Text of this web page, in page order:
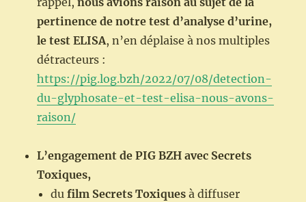
pertinence de notre test d’analyse d’urine,
le test ELISA, n’en déplaise à nos multiples
détracteurs :
https://pig.log.bzh/2022/07/08/detection-
du-glyphosate-et-test-elisa-nous-avons-
raison/
L’engagement de PIG BZH avec Secrets
Toxiques,
dufilm Secrets Toxiques à diffuser